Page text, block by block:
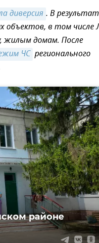
диверсия . В
объектов, в том числе
жилым домам. После
ЧС регионального
районе